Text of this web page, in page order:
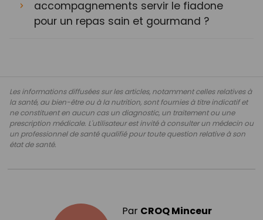
accompagnements servir le fiadone
pour un repas sain et gourmand ?
Les informations diffusées sur les articles, notamment celles relatives à
la santé, au bien-être ou à la nutrition, sont fournies à titre indicatif et
ne constituent en aucun cas un diagnostic, un traitement ou une
prescription médicale. L'utilisateur est invité à consulter un médecin ou
un professionnel de santé qualifié pour toute question relative à son
état de santé.
Par CROQ Minceur